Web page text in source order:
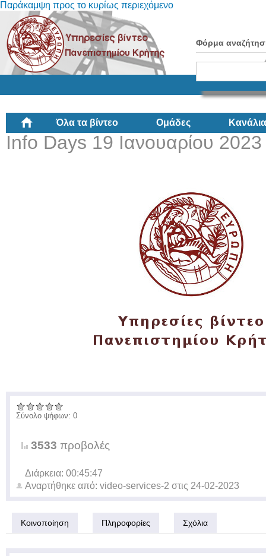
Παράκαμψη προς το κυρίως περιεχόμενο
Φόρμα
Όλα τα βίντεο Ομάδες Κανάλια
Info Days 19 Ιανουαρίου
Σύνολο ψήφων: 0
3533 προβολές
Διάρκεια: 00:45:47
Αναρτήθηκε από: video-services-2 στις 24-02-2023
Κοινοποίηση Πληροφορίες Σχόλια